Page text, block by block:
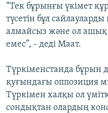
“Тек бұрынғы үкімет
түсетін бұл
алмайсыз және ол
емес”, - деді Маат.
Түркіменстанда бұрын
қуғындағы оппозиция
Түркімен халқы ол
сондықтан олардың